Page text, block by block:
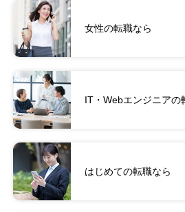
女性の転職なら
IT・Webエンジニアの
はじめての転職なら